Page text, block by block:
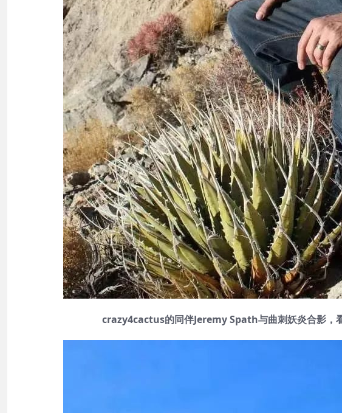
crazy4cactus的同伴Jeremy Spath与曲刺妖炎合影，